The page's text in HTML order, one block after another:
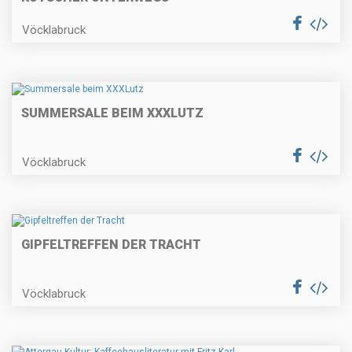
Vöcklabruck
SUMMERSALE BEIM XXXLUTZ
Vöcklabruck
GIPFELTREFFEN DER TRACHT
Vöcklabruck